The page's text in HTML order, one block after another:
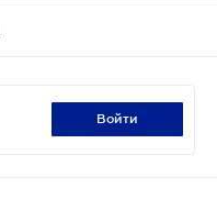
войти